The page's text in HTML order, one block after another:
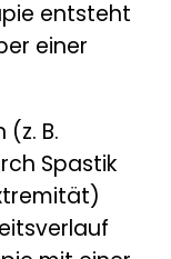
entsteht
einer
B.
Spastik